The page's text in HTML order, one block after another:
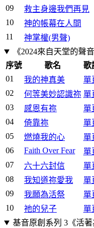
09
救主身邊我們再見
10
神的帳幕在人間
11
神掌權(男聲)
《2024來自天堂的聲
序號
歌名 歌
01
我的神真美 單
02
何等美妙認識祢 單
03
感恩有祢 單
04
倚靠祢 單
05
燃燒我的心 單
06
Faith Over Fear 單
07
六十六封信 單
08
我知道祢愛我 單
09
我願為活祭 單
10
祂的兒子 單
基音原創系列 3《活著